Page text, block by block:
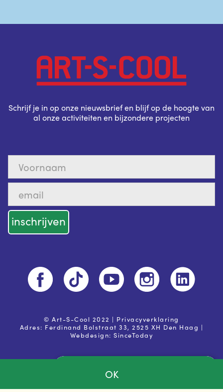
privacy voorwaarden
OK
Schrijf je in op onze nieuwsbrief en blijf op de hoogte van
al onze activiteiten en bijzondere projecten
© Art-S-Cool 2022 | Privacyverklaring
Adres: Ferdinand Bolstraat 33, 2525 XH Den Haag |
Webdesign:SinceToday